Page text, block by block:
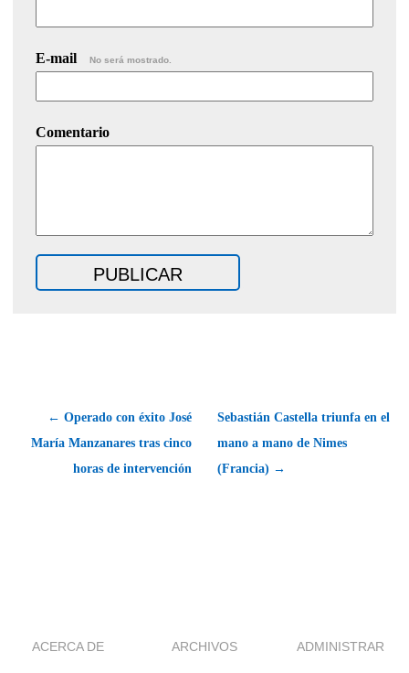
E-mail No será mostrado.
Comentario
← Operado con éxito José
María Manzanares tras cinco
horas de intervención
Sebastián Castella triunfa en el
mano a mano de Nimes
(Francia) →
ACERCA DE ARCHIVOS ADMINISTRAR